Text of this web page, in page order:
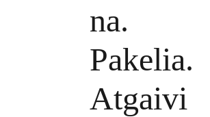
na.
Pakelia.
Atgaivi